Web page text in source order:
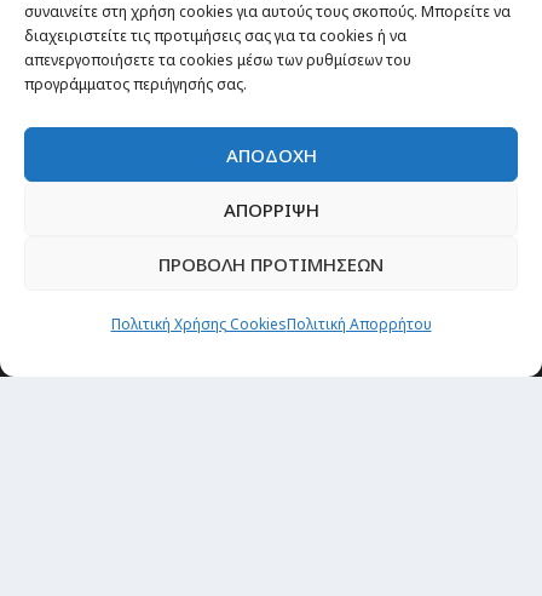
συναινείτε στη χρήση cookies για αυτούς τους σκοπούς. Μπορείτε να
διαχειριστείτε τις προτιμήσεις σας για τα cookies ή να
απενεργοποιήσετε τα cookies μέσω των ρυθμίσεων του
προγράμματος περιήγησής σας.
ΑΠΟΔΟΧΗ
ΑΠΟΡΡΙΨΗ
ΠΡΟΒΟΛΗ ΠΡΟΤΙΜΗΣΕΩΝ
Πολιτική Χρήσης CookiesΠολιτική Απορρήτου
Θέματα
Passenger στην Ελλάδα
Passenger στον κόσμο
Οργάνωσε το ταξίδι σου